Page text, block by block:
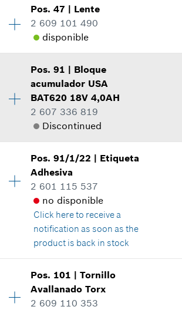
Todos los precios incluyen IVA
$116.21 *
Cantidad 1
Precio grupal:12
Información sobre recambios
Donde usado
Mostrar en figura
$1.60 *
Todos los precios incluyen IVA
Pos.47 | Lente
2 609 101 490
disponible
Cantidad 1
Precio grupal:13
Información sobre recambios
Donde usado
Mostrar en figura
$2.00 *
*Todos los precios incluyen IVA
Agregar al carrito
Pos.91 | Bloque
acumulador USA
BAT620 18V 4,0AH
2 607 336 819
Discontinued
Cantidad 1
Precio grupal
Información sobre recambios
Donde usado
Mostrar en figura
-
Pos.91/1/22 | Etiqueta
Adhesiva
2 601 115 537
no disponible
Click hereto receive a
notification as soon as the
product is back in stock
Cantidad 1
Precio grupal:14
Información sobre recambios
Pos. 101 |Tornillo
Avallanado Torx
2 609 110 353